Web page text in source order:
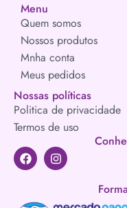
Menu
Quem somos
Nossos produtos
Mnha conta
Meus pedidos
Nossas políticas
Politica de privacidade
Termos de uso